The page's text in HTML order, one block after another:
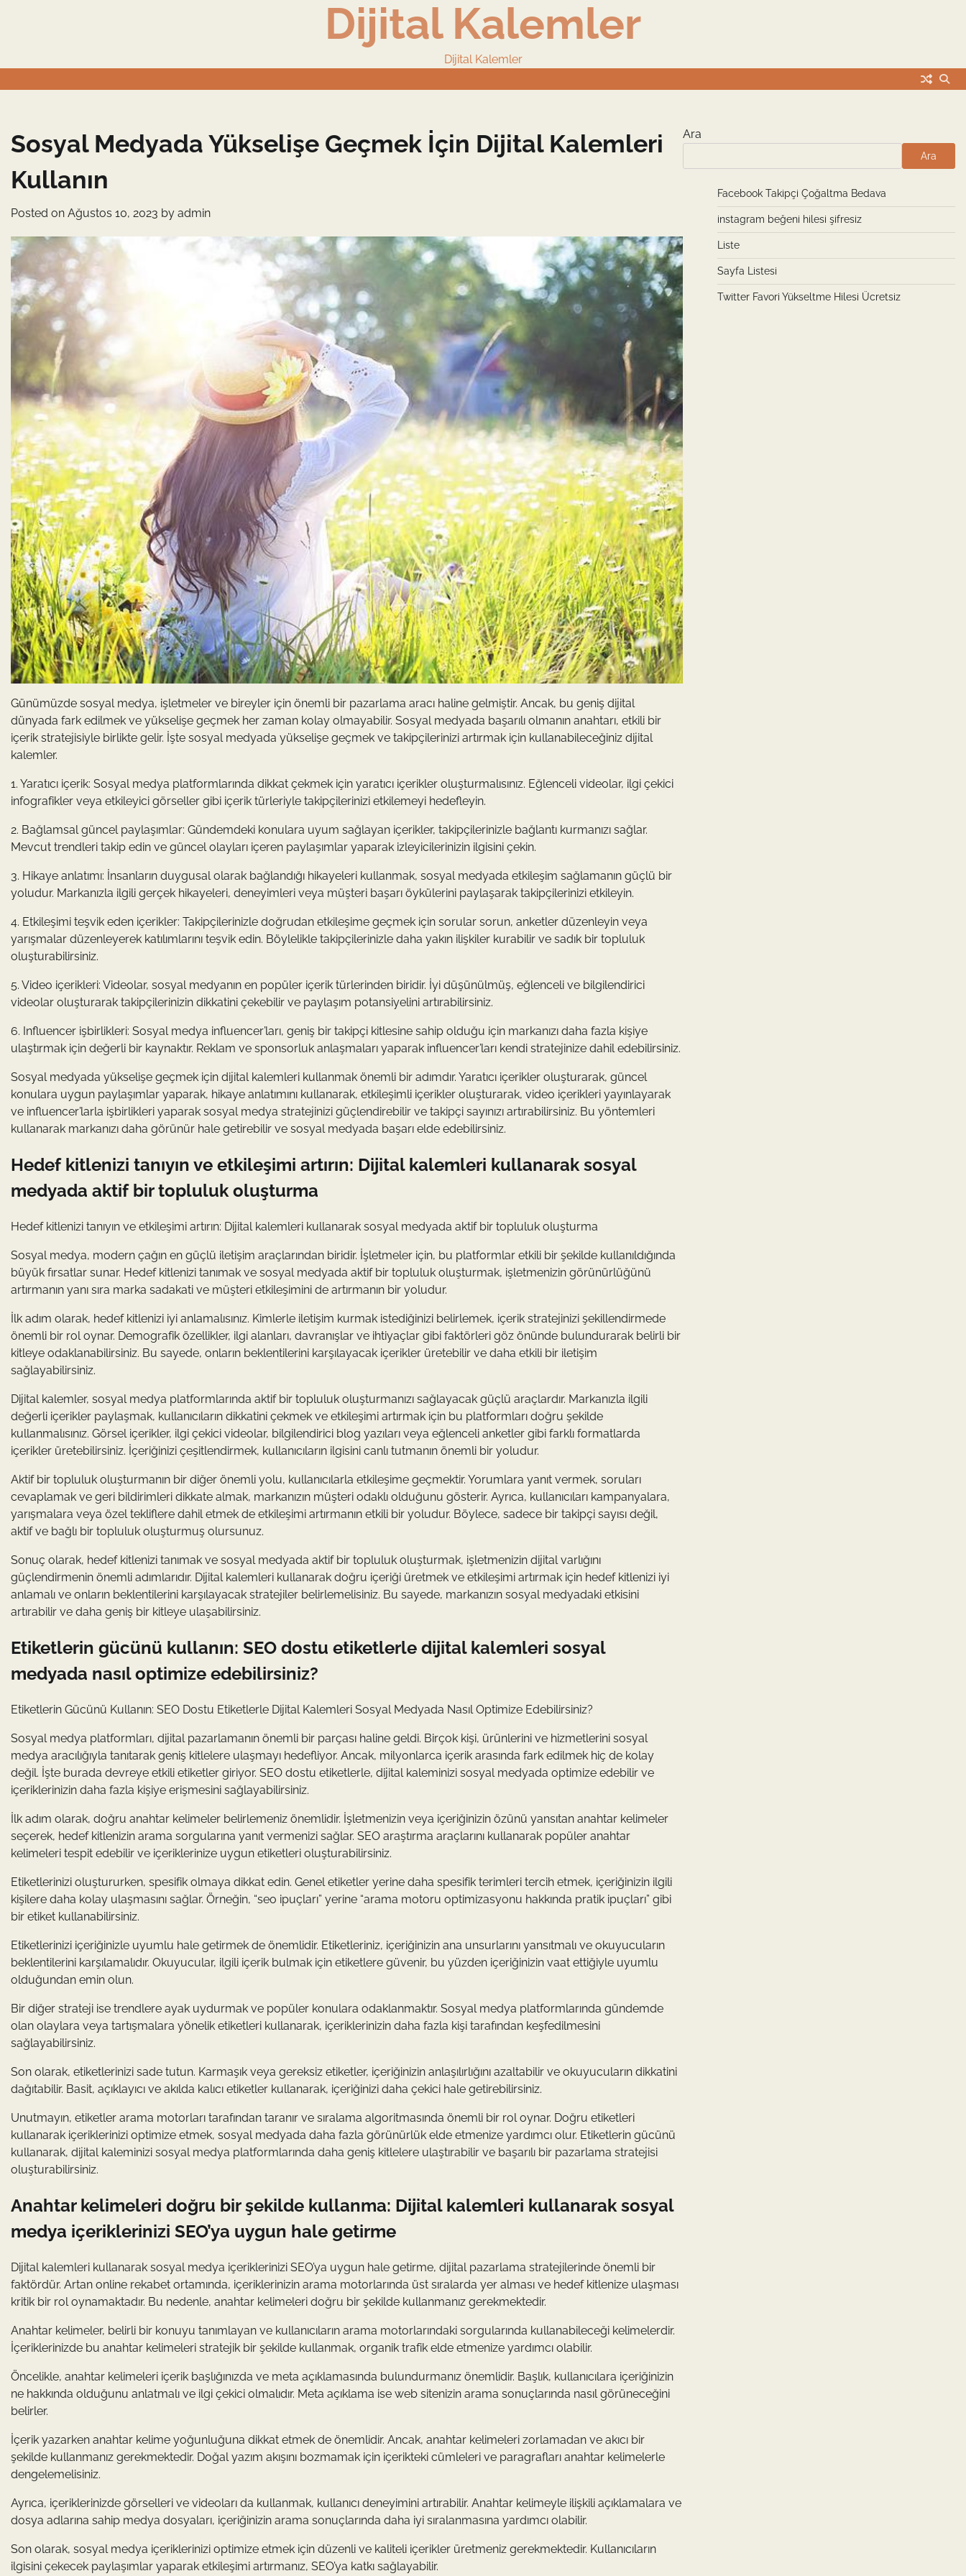
Dijital Kalemler
Dijital Kalemler
Sosyal Medyada Yükselişe Geçmek İçin Dijital Kalemleri
Kullanın
Posted on Ağustos 10, 2023 by admin
Günümüzde sosyal medya, işletmeler ve bireyler için önemli bir pazarlama aracı haline gelmiştir. Ancak, bu geniş dijital
dünyada fark edilmek ve yükselişe geçmek her zaman kolay olmayabilir. Sosyal medyada başarılı olmanın anahtarı, etkili bir
içerik stratejisiyle birlikte gelir. İşte sosyal medyada yükselişe geçmek ve takipçilerinizi artırmak için kullanabileceğiniz dijital
kalemler.
1. Yaratıcı içerik: Sosyal medya platformlarında dikkat çekmek için yaratıcı içerikler oluşturmalısınız. Eğlenceli videolar, ilgi çekici
infografikler veya etkileyici görseller gibi içerik türleriyle takipçilerinizi etkilemeyi hedefleyin.
2. Bağlamsal güncel paylaşımlar: Gündemdeki konulara uyum sağlayan içerikler, takipçilerinizle bağlantı kurmanızı sağlar.
Mevcut trendleri takip edin ve güncel olayları içeren paylaşımlar yaparak izleyicilerinizin ilgisini çekin.
3. Hikaye anlatımı: İnsanların duygusal olarak bağlandığı hikayeleri kullanmak, sosyal medyada etkileşim sağlamanın güçlü bir
yoludur. Markanızla ilgili gerçek hikayeleri, deneyimleri veya müşteri başarı öykülerini paylaşarak takipçilerinizi etkileyin.
4. Etkileşimi teşvik eden içerikler: Takipçilerinizle doğrudan etkileşime geçmek için sorular sorun, anketler düzenleyin veya
yarışmalar düzenleyerek katılımlarını teşvik edin. Böylelikle takipçilerinizle daha yakın ilişkiler kurabilir ve sadık bir topluluk
oluşturabilirsiniz.
5. Video içerikleri: Videolar, sosyal medyanın en popüler içerik türlerinden biridir. İyi düşünülmüş, eğlenceli ve bilgilendirici
videolar oluşturarak takipçilerinizin dikkatini çekebilir ve paylaşım potansiyelini artırabilirsiniz.
6. Influencer işbirlikleri: Sosyal medya influencer’ları, geniş bir takipçi kitlesine sahip olduğu için markanızı daha fazla kişiye
ulaştırmak için değerli bir kaynaktır. Reklam ve sponsorluk anlaşmaları yaparak influencer’ları kendi stratejinize dahil edebilirsiniz.
Sosyal medyada yükselişe geçmek için dijital kalemleri kullanmak önemli bir adımdır. Yaratıcı içerikler oluşturarak, güncel
konulara uygun paylaşımlar yaparak, hikaye anlatımını kullanarak, etkileşimli içerikler oluşturarak, video içerikleri yayınlayarak
ve influencer’larla işbirlikleri yaparak sosyal medya stratejinizi güçlendirebilir ve takipçi sayınızı artırabilirsiniz. Bu yöntemleri
kullanarak markanızı daha görünür hale getirebilir ve sosyal medyada başarı elde edebilirsiniz.
Hedef kitlenizi tanıyın ve etkileşimi artırın: Dijital kalemleri kullanarak sosyal
medyada aktif bir topluluk oluşturma
Hedef kitlenizi tanıyın ve etkileşimi artırın: Dijital kalemleri kullanarak sosyal medyada aktif bir topluluk oluşturma
Sosyal medya, modern çağın en güçlü iletişim araçlarından biridir. İşletmeler için, bu platformlar etkili bir şekilde kullanıldığında
büyük fırsatlar sunar. Hedef kitlenizi tanımak ve sosyal medyada aktif bir topluluk oluşturmak, işletmenizin görünürlüğünü
artırmanın yanı sıra marka sadakati ve müşteri etkileşimini de artırmanın bir yoludur.
İlk adım olarak, hedef kitlenizi iyi anlamalısınız. Kimlerle iletişim kurmak istediğinizi belirlemek, içerik stratejinizi şekillendirmede
önemli bir rol oynar. Demografik özellikler, ilgi alanları, davranışlar ve ihtiyaçlar gibi faktörleri göz önünde bulundurarak belirli bir
kitleye odaklanabilirsiniz. Bu sayede, onların beklentilerini karşılayacak içerikler üretebilir ve daha etkili bir iletişim
sağlayabilirsiniz.
Dijital kalemler, sosyal medya platformlarında aktif bir topluluk oluşturmanızı sağlayacak güçlü araçlardır. Markanızla ilgili
değerli içerikler paylaşmak, kullanıcıların dikkatini çekmek ve etkileşimi artırmak için bu platformları doğru şekilde
kullanmalısınız. Görsel içerikler, ilgi çekici videolar, bilgilendirici blog yazıları veya eğlenceli anketler gibi farklı formatlarda
içerikler üretebilirsiniz. İçeriğinizi çeşitlendirmek, kullanıcıların ilgisini canlı tutmanın önemli bir yoludur.
Aktif bir topluluk oluşturmanın bir diğer önemli yolu, kullanıcılarla etkileşime geçmektir. Yorumlara yanıt vermek, soruları
cevaplamak ve geri bildirimleri dikkate almak, markanızın müşteri odaklı olduğunu gösterir. Ayrıca, kullanıcıları kampanyalara,
yarışmalara veya özel tekliflere dahil etmek de etkileşimi artırmanın etkili bir yoludur. Böylece, sadece bir takipçi sayısı değil,
aktif ve bağlı bir topluluk oluşturmuş olursunuz.
Sonuç olarak, hedef kitlenizi tanımak ve sosyal medyada aktif bir topluluk oluşturmak, işletmenizin dijital varlığını
güçlendirmenin önemli adımlarıdır. Dijital kalemleri kullanarak doğru içeriği üretmek ve etkileşimi artırmak için hedef kitlenizi iyi
anlamalı ve onların beklentilerini karşılayacak stratejiler belirlemelisiniz. Bu sayede, markanızın sosyal medyadaki etkisini
artırabilir ve daha geniş bir kitleye ulaşabilirsiniz.
Etiketlerin gücünü kullanın: SEO dostu etiketlerle dijital kalemleri sosyal
medyada nasıl optimize edebilirsiniz?
Etiketlerin Gücünü Kullanın: SEO Dostu Etiketlerle Dijital Kalemleri Sosyal Medyada Nasıl Optimize Edebilirsiniz?
Sosyal medya platformları, dijital pazarlamanın önemli bir parçası haline geldi. Birçok kişi, ürünlerini ve hizmetlerini sosyal
medya aracılığıyla tanıtarak geniş kitlelere ulaşmayı hedefliyor. Ancak, milyonlarca içerik arasında fark edilmek hiç de kolay
değil. İşte burada devreye etkili etiketler giriyor. SEO dostu etiketlerle, dijital kaleminizi sosyal medyada optimize edebilir ve
içeriklerinizin daha fazla kişiye erişmesini sağlayabilirsiniz.
İlk adım olarak, doğru anahtar kelimeler belirlemeniz önemlidir. İşletmenizin veya içeriğinizin özünü yansıtan anahtar kelimeler
seçerek, hedef kitlenizin arama sorgularına yanıt vermenizi sağlar. SEO araştırma araçlarını kullanarak popüler anahtar
kelimeleri tespit edebilir ve içeriklerinize uygun etiketleri oluşturabilirsiniz.
Etiketlerinizi oluştururken, spesifik olmaya dikkat edin. Genel etiketler yerine daha spesifik terimleri tercih etmek, içeriğinizin ilgili
kişilere daha kolay ulaşmasını sağlar. Örneğin, “seo ipuçları” yerine “arama motoru optimizasyonu hakkında pratik ipuçları” gibi
bir etiket kullanabilirsiniz.
Etiketlerinizi içeriğinizle uyumlu hale getirmek de önemlidir. Etiketleriniz, içeriğinizin ana unsurlarını yansıtmalı ve okuyucuların
beklentilerini karşılamalıdır. Okuyucular, ilgili içerik bulmak için etiketlere güvenir, bu yüzden içeriğinizin vaat ettiğiyle uyumlu
olduğundan emin olun.
Bir diğer strateji ise trendlere ayak uydurmak ve popüler konulara odaklanmaktır. Sosyal medya platformlarında gündemde
olan olaylara veya tartışmalara yönelik etiketleri kullanarak, içeriklerinizin daha fazla kişi tarafından keşfedilmesini
sağlayabilirsiniz.
Son olarak, etiketlerinizi sade tutun. Karmaşık veya gereksiz etiketler, içeriğinizin anlaşılırlığını azaltabilir ve okuyucuların dikkatini
dağıtabilir. Basit, açıklayıcı ve akılda kalıcı etiketler kullanarak, içeriğinizi daha çekici hale getirebilirsiniz.
Unutmayın, etiketler arama motorları tarafından taranır ve sıralama algoritmasında önemli bir rol oynar. Doğru etiketleri
kullanarak içeriklerinizi optimize etmek, sosyal medyada daha fazla görünürlük elde etmenize yardımcı olur. Etiketlerin gücünü
kullanarak, dijital kaleminizi sosyal medya platformlarında daha geniş kitlelere ulaştırabilir ve başarılı bir pazarlama stratejisi
oluşturabilirsiniz.
Anahtar kelimeleri doğru bir şekilde kullanma: Dijital kalemleri kullanarak sosyal
medya içeriklerinizi SEO’ya uygun hale getirme
Dijital kalemleri kullanarak sosyal medya içeriklerinizi SEO’ya uygun hale getirme, dijital pazarlama stratejilerinde önemli bir
faktördür. Artan online rekabet ortamında, içeriklerinizin arama motorlarında üst sıralarda yer alması ve hedef kitlenize ulaşması
kritik bir rol oynamaktadır. Bu nedenle, anahtar kelimeleri doğru bir şekilde kullanmanız gerekmektedir.
Anahtar kelimeler, belirli bir konuyu tanımlayan ve kullanıcıların arama motorlarındaki sorgularında kullanabileceği kelimelerdir.
İçeriklerinizde bu anahtar kelimeleri stratejik bir şekilde kullanmak, organik trafik elde etmenize yardımcı olabilir.
Öncelikle, anahtar kelimeleri içerik başlığınızda ve meta açıklamasında bulundurmanız önemlidir. Başlık, kullanıcılara içeriğinizin
ne hakkında olduğunu anlatmalı ve ilgi çekici olmalıdır. Meta açıklama ise web sitenizin arama sonuçlarında nasıl görüneceğini
belirler.
İçerik yazarken anahtar kelime yoğunluğuna dikkat etmek de önemlidir. Ancak, anahtar kelimeleri zorlamadan ve akıcı bir
şekilde kullanmanız gerekmektedir. Doğal yazım akışını bozmamak için içerikteki cümleleri ve paragrafları anahtar kelimelerle
dengelemelisiniz.
Ayrıca, içeriklerinizde görselleri ve videoları da kullanmak, kullanıcı deneyimini artırabilir. Anahtar kelimeyle ilişkili açıklamalara ve
dosya adlarına sahip medya dosyaları, içeriğinizin arama sonuçlarında daha iyi sıralanmasına yardımcı olabilir.
Son olarak, sosyal medya içeriklerinizi optimize etmek için düzenli ve kaliteli içerikler üretmeniz gerekmektedir. Kullanıcıların
ilgisini çekecek paylaşımlar yaparak etkileşimi artırmanız, SEO’ya katkı sağlayabilir.
Ara
Ara
Facebook Takipçi Çoğaltma Bedava
instagram beğeni hilesi şifresiz
Liste
Sayfa Listesi
Twitter Favori Yükseltme Hilesi Ücretsiz